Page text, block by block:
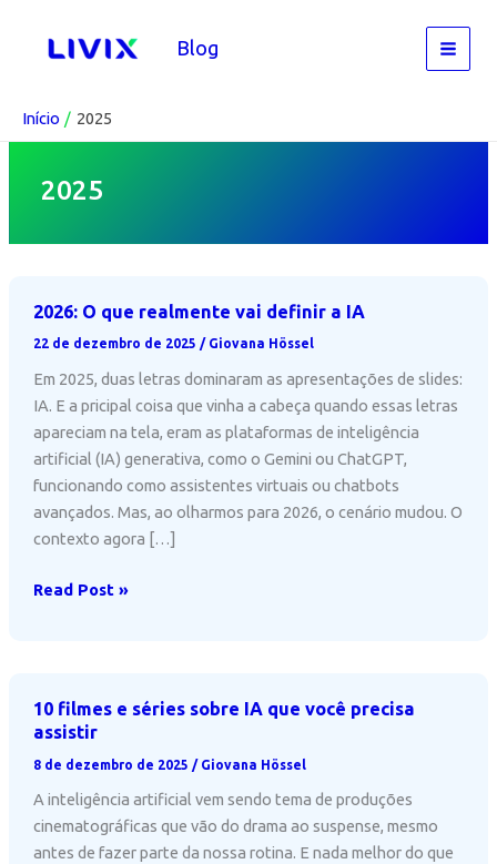
Blog
Início 2025
2025
2026: O que realmente vai definir a IA
22 de dezembro de 2025 / Giovana Hössel
Em 2025, duas letras dominaram as apresentações de slides:
IA. E a pricipal coisa que vinha a cabeça quando essas letras
apareciam na tela, eram as plataformas de inteligência
artificial (IA) generativa, como o Gemini ou ChatGPT,
funcionando como assistentes virtuais ou chatbots
avançados. Mas, ao olharmos para 2026, o cenário mudou. O
contexto agora […]
2026:
definir
IA
Read Post »
10 filmes e séries sobre IA que você precisa
assistir
8 de dezembro de 2025 / Giovana Hössel
A inteligência artificial vem sendo tema de produções
cinematográficas que vão do drama ao suspense, mesmo
antes de fazer parte da nossa rotina. E nada melhor do que